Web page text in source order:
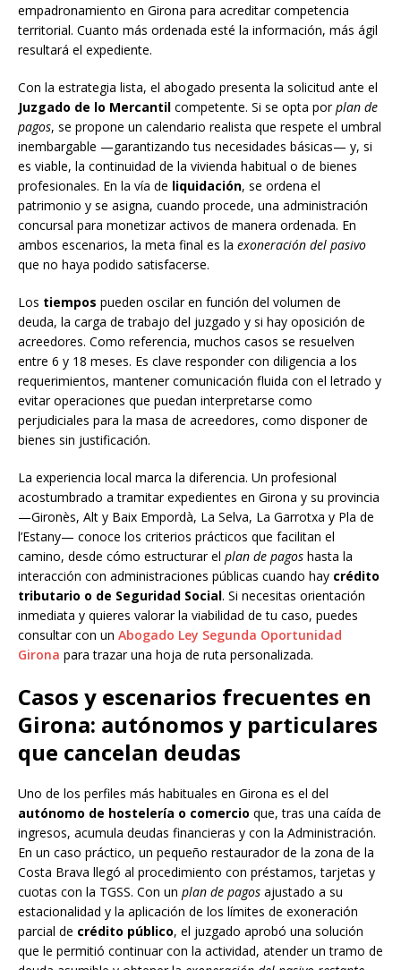
empadronamiento en Girona para acreditar competencia
territorial. Cuanto más ordenada esté la información, más ágil
resultará el expediente.
Con la estrategia lista, el abogado presenta la solicitud ante el
Juzgado de lo Mercantil competente. Si se opta porplan de
pagos, se propone un calendario realista que respete el umbral
inembargable —garantizando tus necesidades básicas— y, si
es viable, la continuidad de la vivienda habitual o de bienes
profesionales. En la vía de liquidación, se ordena el
patrimonio y se asigna, cuando procede, una administración
concursal para monetizar activos de manera ordenada. En
ambos escenarios, la meta final es la exoneración del pasivo
que no haya podido satisfacerse.
Los tiempos pueden oscilar en función del volumen de
deuda, la carga de trabajo del juzgado y si hay oposición de
acreedores. Como referencia, muchos casos se resuelven
entre 6 y 18 meses. Es clave responder con diligencia a los
requerimientos, mantener comunicación fluida con el letrado y
evitar operaciones que puedan interpretarse como
perjudiciales para la masa de acreedores, como disponer de
bienes sin justificación.
La experiencia local marca la diferencia. Un profesional
acostumbrado a tramitar expedientes en Girona y su provincia
—Gironès, Alt y Baix Empordà, La Selva, La Garrotxa y Pla de
l’Estany— conoce los criterios prácticos que facilitan el
camino, desde cómo estructurar el plan de pagos hasta la
interacción con administraciones públicas cuando hay crédito
tributario o de Seguridad Social. Si necesitas orientación
inmediata y quieres valorar la viabilidad de tu caso, puedes
consultar con un Abogado Ley Segunda Oportunidad
Girona para trazar una hoja de ruta personalizada.
Casos y escenarios frecuentes en
Girona: autónomos y particulares
que cancelan deudas
Uno de los perfiles más habituales en Girona es el del
autónomo de hostelería o comercio que, tras una caída de
ingresos, acumula deudas financieras y con la Administración.
En un caso práctico, un pequeño restaurador de la zona de la
Costa Brava llegó al procedimiento con préstamos, tarjetas y
cuotas con la TGSS. Con un plan de pagos ajustado a su
estacionalidad y la aplicación de los límites de exoneración
parcial de crédito público, el juzgado aprobó una solución
que le permitió continuar con la actividad, atender un tramo de